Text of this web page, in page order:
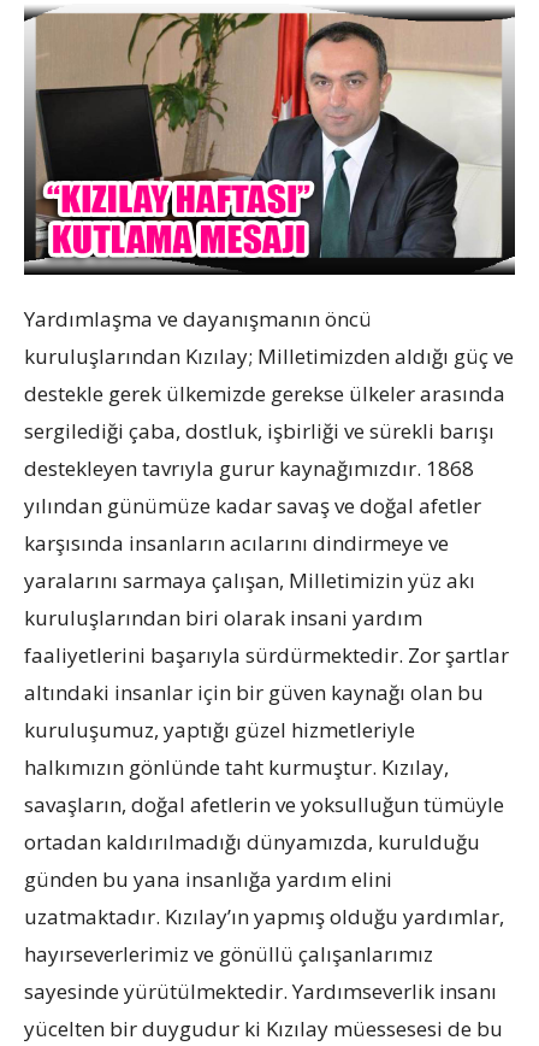
Yardımlaşma ve dayanışmanın öncü
kuruluşlarından Kızılay; Milletimizden aldığı güç ve
destekle gerek ülkemizde gerekse ülkeler arasında
sergilediği çaba, dostluk, işbirliği ve sürekli barışı
destekleyen tavrıyla gurur kaynağımızdır. 1868
yılından günümüze kadar savaş ve doğal afetler
karşısında insanların acılarını dindirmeye ve
yaralarını sarmaya çalışan, Milletimizin yüz akı
kuruluşlarından biri olarak insani yardım
faaliyetlerini başarıyla sürdürmektedir. Zor şartlar
altındaki insanlar için bir güven kaynağı olan bu
kuruluşumuz, yaptığı güzel hizmetleriyle
halkımızın gönlünde taht kurmuştur. Kızılay,
savaşların, doğal afetlerin ve yoksulluğun tümüyle
ortadan kaldırılmadığı dünyamızda, kurulduğu
günden bu yana insanlığa yardım elini
uzatmaktadır. Kızılay’ın yapmış olduğu yardımlar,
hayırseverlerimiz ve gönüllü çalışanlarımız
sayesinde yürütülmektedir. Yardımseverlik insanı
yücelten bir duygudur ki Kızılay müessesesi de bu